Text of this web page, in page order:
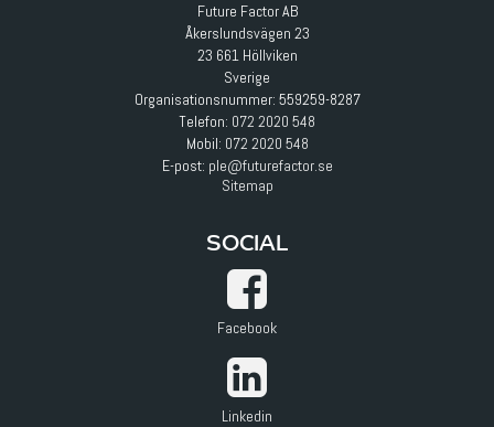
Future Factor AB
Åkerslundsvägen 23
23 661 Höllviken
Sverige
Organisationsnummer: 559259-8287
Telefon: 072 2020 548
Mobil: 072 2020 548
E-post: ple@futurefactor.se
Sitemap
SOCIAL
Facebook
Linkedin